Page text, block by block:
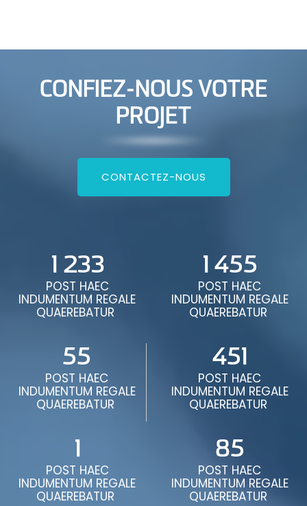
CONFIEZ-NOUS VOTRE
PROJET
CONTACTEZ-NOUS
1 233
POST HAEC
INDUMENTUM REGALE
QUAEREBATUR
1 455
POST HAEC
INDUMENTUM REGALE
QUAEREBATUR
55
POST HAEC
INDUMENTUM REGALE
QUAEREBATUR
451
POST HAEC
INDUMENTUM REGALE
QUAEREBATUR
1
POST HAEC
INDUMENTUM REGALE
QUAEREBATUR
85
POST HAEC
INDUMENTUM REGALE
QUAEREBATUR